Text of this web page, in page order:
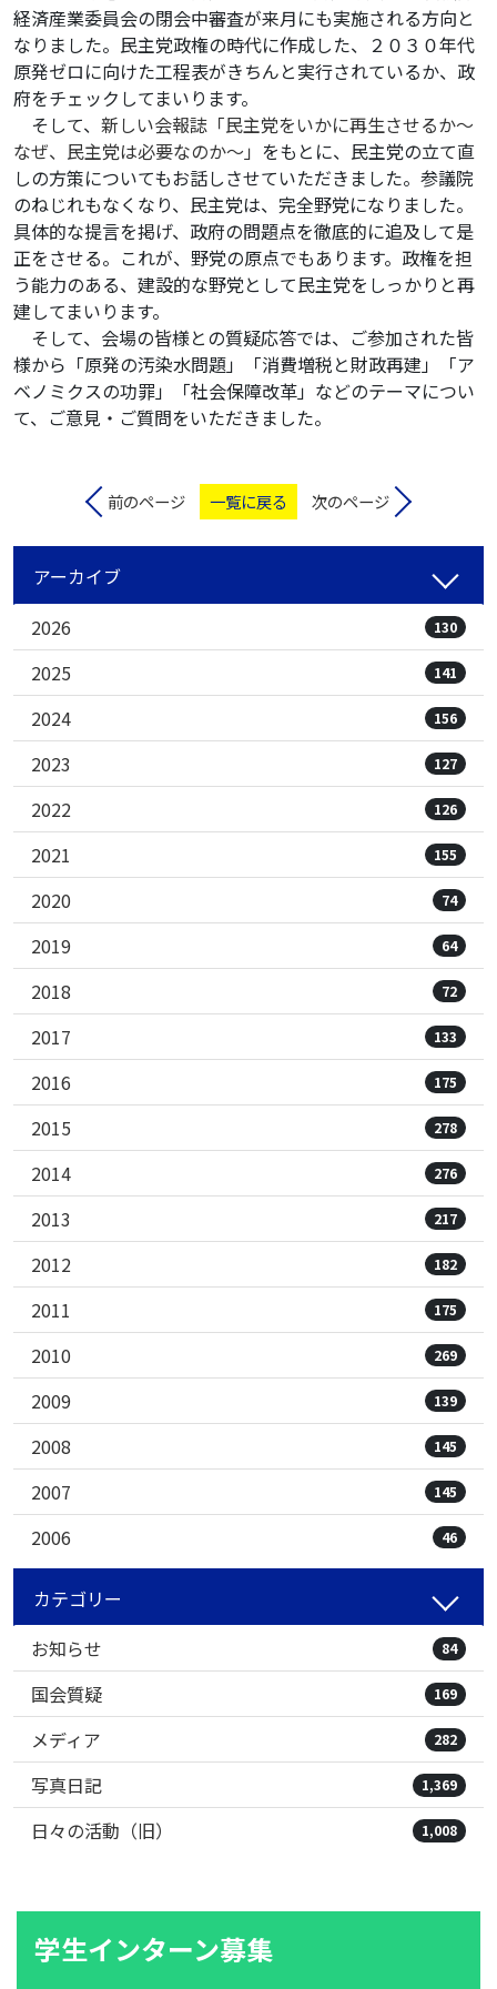
経済産業委員会の閉会中審査が来月にも実施される方向と
なりました。民主党政権の時代に作成した、２０３０年代
原発ゼロに向けた工程表がきちんと実行されているか、政
府をチェックしてまいります。
そして、 新しい会報誌「民主党をいかに再生させるか〜
なぜ、民主党は必要なのか〜」 をもとに、民主党の立て直
しの方策についてもお話しさせていただきました。参議院
のねじれもなくなり、民主党は、完全野党になりました。
具体的な提言を掲げ、政府の問題点を徹底的に追及して是
正をさせる。これが、野党の原点でもあります。政権を担
う能力のある、建設的な野党として民主党をしっかりと再
建してまいります。
そして、会場の皆様との質疑応答では、ご参加された皆
様から「原発の汚染水問題」「消費増税と財政再建」「ア
ベノミクスの功罪」「社会保障改革」などのテーマについ
て、ご意見・ご質問をいただきました。
前のページ 一覧に戻る 次のページ
アーカイブ
2026
130
2025 141
2024 156
2023 127
2022 126
2021 155
2020 74
2019 64
2018 72
2017 133
2016 175
2015 278
2014 276
2013 217
2012 182
2011 175
2010 269
2009 139
2008 145
2007 145
2006 46
カテゴリー
お知らせ
84
国会質疑 169
メディア 282
写真日記 1,369
日々の活動（旧） 1,008
学生インターン募集